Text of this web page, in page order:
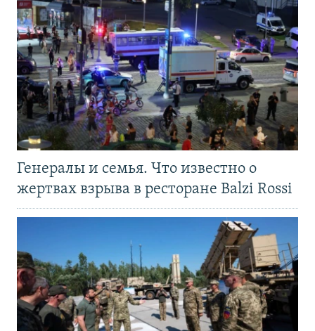
Генералы и семья. Что известно о
жертвах взрыва в ресторане Balzi Rossi